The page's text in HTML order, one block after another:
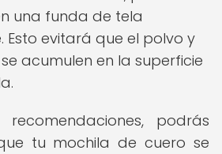
una funda de tela
Esto evitará que el polvo y
acumulen en la superficie
podrás
tu mochila de cuero se